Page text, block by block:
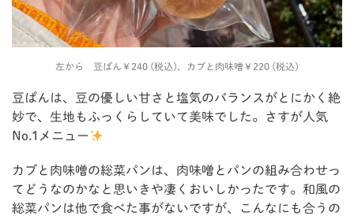
左から 豆ぱん￥240 (税込)、カブと肉味噌￥220 (税込)
豆ぱんは、豆の優しい甘さと塩気のバランスがとにかく絶
妙で、生地もふっくらしていて美味でした。さすが人気
No.1メニュー
カブと肉味噌の総菜パンは、肉味噌とパンの組み合わせっ
てどうなのかなと思いきや凄くおいしかったです。和風の
総菜パンは他で食べた事がないですが、こんなにも合うの